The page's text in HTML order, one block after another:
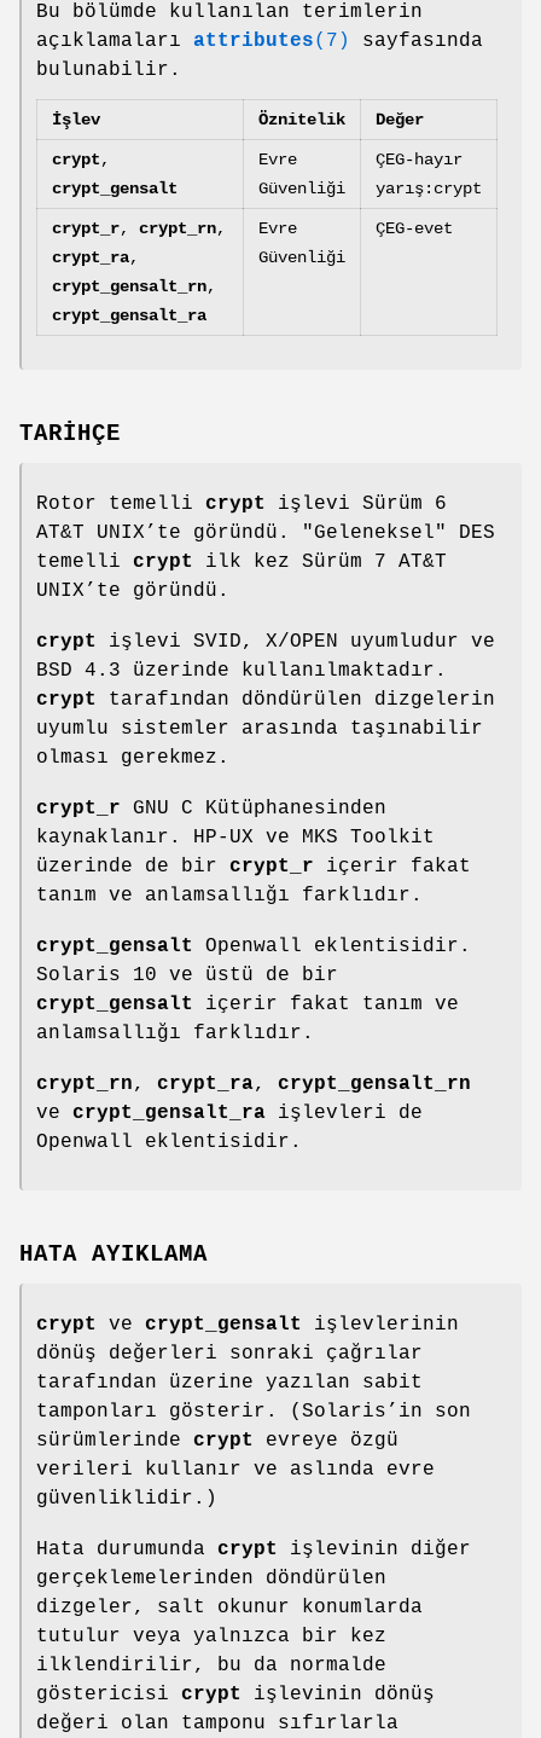
Bu bölümde kullanılan terimlerin
açıklamaları attributes(7)
sayfasında
bulunabilir.
İşlev Öznitelik Değer
crypt,
crypt_gensalt
Evre
Güvenliği
ÇEG-hayır
yarış:crypt
crypt_r, crypt_rn,
crypt_ra,
crypt_gensalt_rn,
crypt_gensalt_ra
Evre
Güvenliği
ÇEG-evet
TARİHÇE
Rotor temelli crypt
işlevi Sürüm 6
AT&T UNIX’te göründü. "Geleneksel" DES
temelli crypt
ilk kez Sürüm 7 AT&T
UNIX’te göründü.
crypt
işlevi SVID, X/OPEN uyumludur ve
BSD 4.3 üzerinde kullanılmaktadır.
crypt
tarafından döndürülen dizgelerin
uyumlu sistemler arasında taşınabilir
olması gerekmez.
crypt_r GNU C Kütüphanesinden
kaynaklanır. HP-UX ve MKS Toolkit
üzerinde de bir crypt_r içerir fakat
tanım ve anlamsallığı farklıdır.
crypt_gensalt
Openwall eklentisidir.
Solaris 10 ve üstü de bir
crypt_gensalt
içerir fakat tanım ve
anlamsallığı farklıdır.
crypt_rn, crypt_ra, crypt_gensalt_rn
ve crypt_gensalt_ra işlevleri de
Openwall eklentisidir.
HATA AYIKLAMA
crypt ve crypt_gensalt
işlevlerinin
dönüş değerleri sonraki çağrılar
tarafından üzerine yazılan sabit
tamponları gösterir. (Solaris’in son
sürümlerinde crypt
evreye özgü
verileri kullanır ve aslında evre
güvenliklidir.)
Hata durumunda crypt
işlevinin diğer
gerçeklemelerinden döndürülen
dizgeler, salt okunur konumlarda
tutulur veya yalnızca bir kez
ilklendirilir, bu da normalde
göstericisi crypt
işlevinin dönüş
değeri olan tamponu sıfırlarla